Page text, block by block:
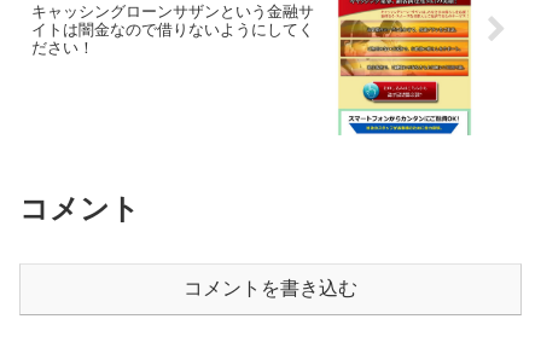
キャッシングローンサザンという金融サ
イトは闇金なので借りないようにしてく
ださい！
コメント
コメントを書き込む